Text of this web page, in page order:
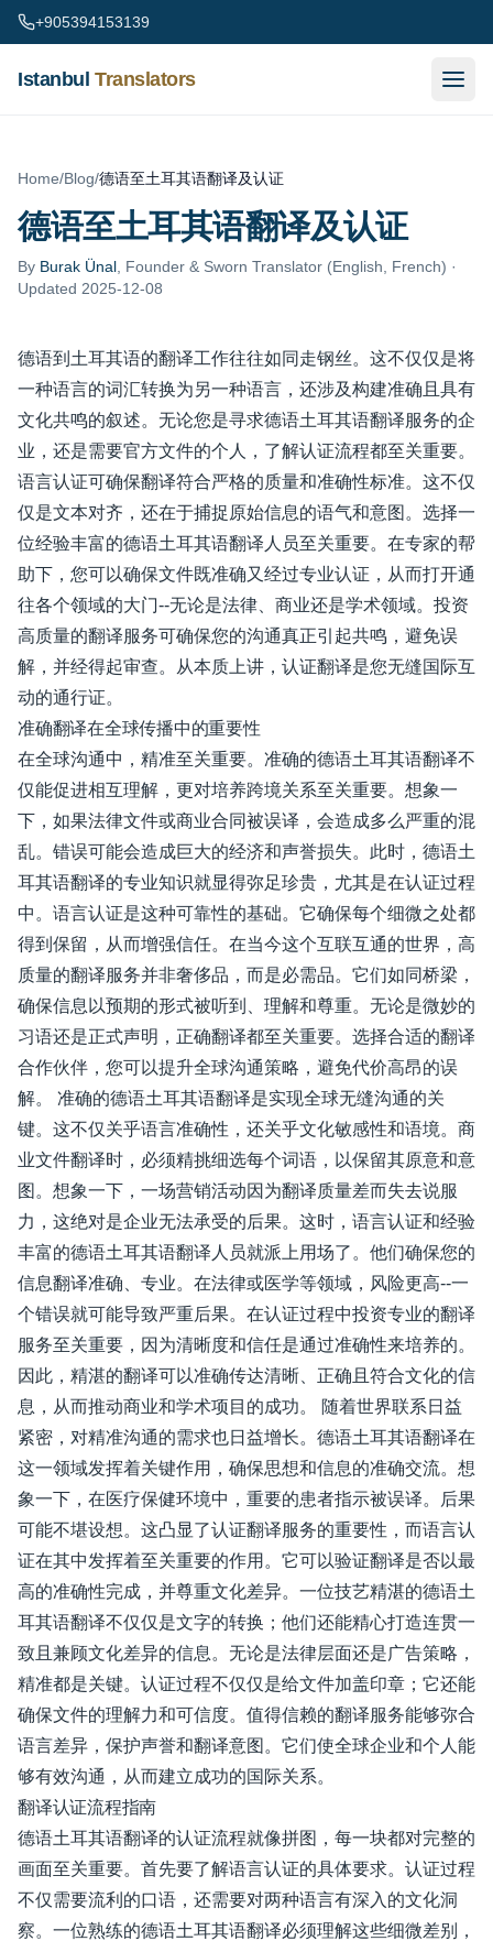
Skip to content
+905394153139
Istanbul Translators
Home/Blog/德语至土耳其语翻译及认证
德语至土耳其语翻译及认证
By Burak Ünal Founder & Sworn Translator (English, French) ·
Updated 2025-12-08
德语到土耳其语的翻译工作往往如同走钢丝。这不仅仅是将
一种语言的词汇转换为另一种语言，还涉及构建准确且具有
文化共鸣​​的叙述。无论您是寻求德语土耳其语翻译服务的企
业，还是需要官方文件的个人，了解认证流程都至关重要。
语言认证可确保翻译符合严格的质量和准确性标准。这不仅
仅是文本对齐，还在于捕捉原始信息的语气和意图。选择一
位经验丰富的德语土耳其语翻译人员至关重要。在专家的帮
助下，您可以确保文件既准确又经过专业认证，从而打开通
往各个领域的大门--无论是法律、商业还是学术领域。投资
高质量的翻译服务可确保您的沟通真正引起共鸣，避免误
解，并经得起审查。从本质上讲，认证翻译是您无缝国际互
动的通行证。
准确翻译在全球传播中的重要性
在全球沟通中，精准至关重要。准确的德语土耳其语翻译不
仅能促进相互理解，更对培养跨境关系至关重要。想象一
下，如果法律文件或商业合同被误译，会造成多么严重的混
乱。错误可能会造成巨大的经济和声誉损失。此时，德语土
耳其语翻译的专业知识就显得弥足珍贵，尤其是在认证过程
中。语言认证是这种可靠性的基础。它确保每个细微之处都
得到保留，从而增强信任。在当今这个互联互通的世界，高
质量的翻译服务并非奢侈品，而是必需品。它们如同桥梁，
确保信息以预期的形式被听到、理解和尊重。无论是微妙的
习语还是正式声明，正确翻译都至关重要。选择合适的翻译
合作伙伴，您可以提升全球沟通策略，避免代价高昂的误
解。 准确的德语土耳其语翻译是实现全球无缝沟通的关
键。这不仅关乎语言准确性，还关乎文化敏感性和语境。商
业文件翻译时，必须精挑细选每个词语，以保留其原意和意
图。想象一下，一场营销活动因为翻译质量差而失去说服
力，这绝对是企业无法承受的后果。这时，语言认证和经验
丰富的德语土耳其语翻译人员就派上用场了。他们确保您的
信息翻译准确、专业。在法律或医学等领域，风险更高--一
个错误就可能导致严重后果。在认证过程中投资专业的翻译
服务至关重要，因为清晰度和信任是通过准确性来培养的。
因此，精湛的翻译可以准确传达清晰、正确且符合文化的信
息，从而推动商业和学术项目的成功。 随着世界联系日益
紧密，对精准沟通的需求也日益增长。德语土耳其语翻译在
这一领域发挥着关键作用，确保思想和信息的准确交流。想
象一下，在医疗保健环境中，重要的患者指示被误译。后果
可能不堪设想。这凸显了认证翻译服务的重要性，而语言认
证在其中发挥着至关重要的作用。它可以验证翻译是否以最
高的准确性完成，并尊重文化差异。一位技艺精湛的德语土
耳其语翻译不仅仅是文字的转换；他们还能精心打造连贯一
致且兼顾文化差异的信息。无论是法律层面还是广告策略，
精准都是关键。认证过程不仅仅是给文件加盖印章；它还能
确保文件的理解力和可信度。值得信赖的翻译服务能够弥合
语言差异，保护声誉和翻译意图。它们使全球企业和个人能
够有效沟通，从而建立成功的国际关系。
翻译认证流程指南
德语土耳其语翻译的认证流程就像拼图，每一块都对完整的
画面至关重要。首先要了解语言认证的具体要求。认证过程
不仅需要流利的口语，还需要对两种语言有深入的文化洞
察。一位熟练的德语土耳其语翻译必须理解这些细微差别，